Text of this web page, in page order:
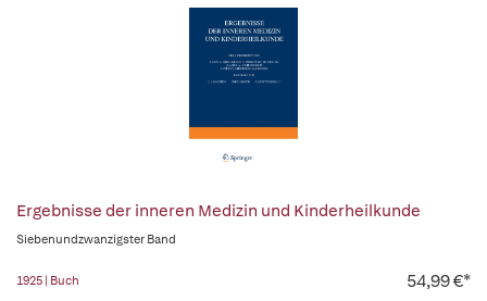
Ergebnisse der inneren Medizin und Kinderheilkunde
Siebenundzwanzigster Band
1925 | Buch 54,99 €*